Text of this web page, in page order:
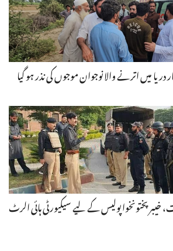
دریا میں اترنے والا نوجوان موجوں کی نذر ہو گیا
پولیس کے لیے سیکیورٹی ہائی الرٹ